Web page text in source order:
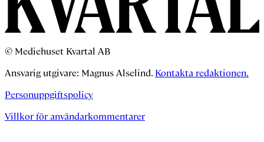
© Mediehuset Kvartal AB
Ansvarig utgivare: Magnus Alselind. Kontakta redaktionen.
Personuppgiftspolicy
Villkor för användarkommentarer